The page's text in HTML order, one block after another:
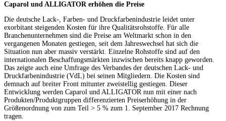
Caparol und ALLIGATOR erhöhen die Preise
Die deutsche Lack-, Farben- und Druckfarbenindustrie leidet unter
exorbitant steigenden Kosten für ihre Qualitätsrohstoffe. Für alle
Branchenunternehmen sind die Preise am Weltmarkt schon in den
vergangenen Monaten gestiegen, seit dem Jahreswechsel hat sich die
Situation nun aber massiv verstärkt. Einzelne Rohstoffe sind auf den
internationalen Beschaffungsmärkten inzwischen bereits knapp geworden.
Das zeigte auch eine Umfrage des Verbandes der deutschen Lack- und
Druckfarbenindustrie (VdL) bei seinen Mitgliedern. Die Kosten sind
demnach auf breiter Front mitunter zweistellig gestiegen. Dieser
Entwicklung werden Caparol und ALLIGATOR nun mit einer nach
Produkten/Produktgruppen differenzierten Preiserhöhung in der
Größenordnung von zum Teil > 5 % zum 1. September 2017 Rechnung
tragen.